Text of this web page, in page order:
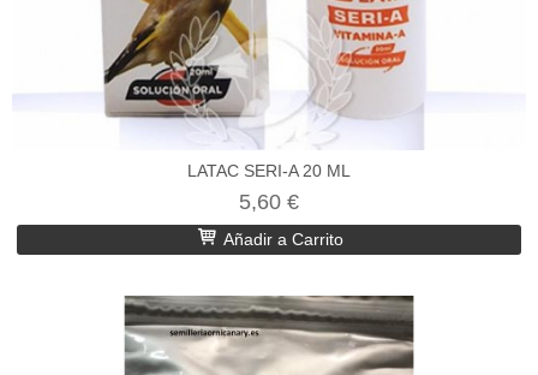
LATAC SERI-A 20 ML
5,60 €
Añadir a Carrito